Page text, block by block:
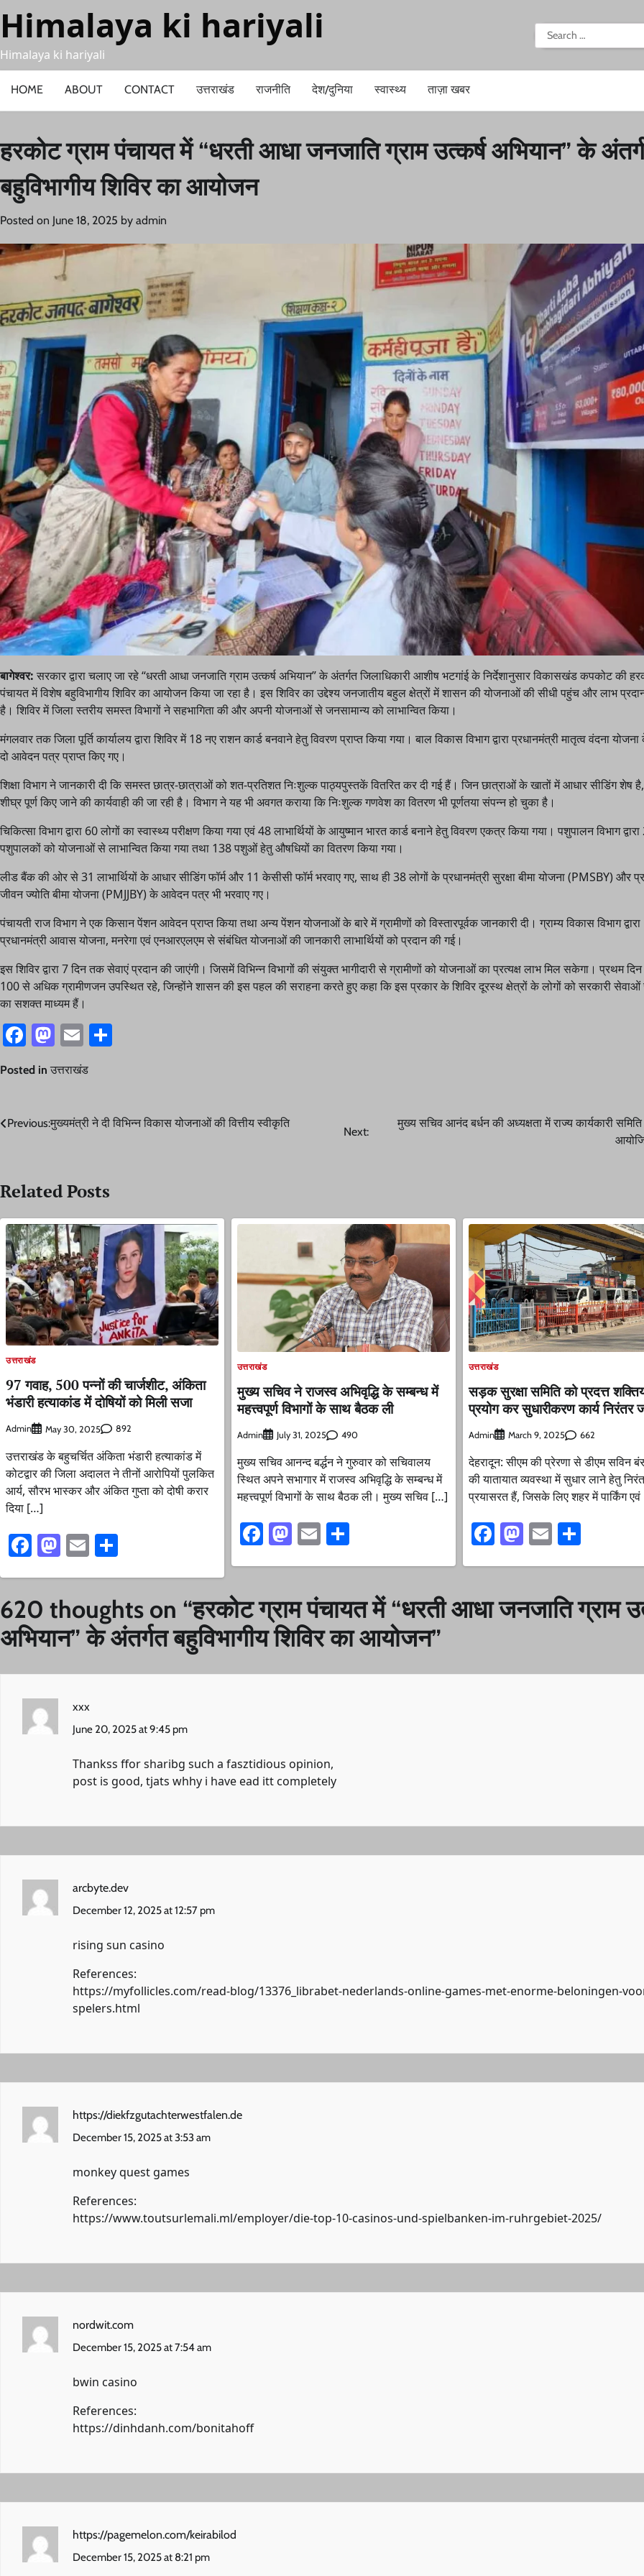
to
content
Himalaya ki hariyali
Himalaya ki hariyali
Search
for:
HOME ABOUT CONTACT उत्तराखंड राजनीति देश/दुनिया स्वास्थ्य ताज़ा खबर
हरकोट ग्राम पंचायत में “धरती आधा जनजाति ग्राम उत्कर्ष अभियान” के
बहुविभागीय शिविर का आयोजन
Posted on June 18, 2025 by admin
बागेश्वर: सरकार द्वारा चलाए जा रहे “धरती आधा जनजाति ग्राम उत्कर्ष अभियान” के अंतर्गत जिलाधिकारी आशीष भटगांई के निर्देशानुसार विकासखंड कपकोट की
पंचायत में विशेष बहुविभागीय शिविर का आयोजन किया जा रहा है। इस शिविर का उद्देश्य जनजातीय बहुल क्षेत्रों में शासन की योजनाओं की सीधी पहुंच और लाभ
है। शिविर में जिला स्तरीय समस्त विभागों ने सहभागिता की और अपनी योजनाओं से जनसामान्य को लाभान्वित किया।
मंगलवार तक जिला पूर्ति कार्यालय द्वारा शिविर में 18 नए राशन कार्ड बनवाने हेतु विवरण प्राप्त किया गया। बाल विकास विभाग द्वारा प्रधानमंत्री मातृत्व वंदना
दो आवेदन पत्र प्राप्त किए गए।
शिक्षा विभाग ने जानकारी दी कि समस्त छात्र-छात्राओं को शत-प्रतिशत निःशुल्क पाठ्यपुस्तकें वितरित कर दी गई हैं। जिन छात्राओं के खातों में आधार सीडिंग शेष
शीघ्र पूर्ण किए जाने की कार्यवाही की जा रही है। विभाग ने यह भी अवगत कराया कि निःशुल्क गणवेश का वितरण भी पूर्णतया संपन्न हो चुका है।
चिकित्सा विभाग द्वारा 60 लोगों का स्वास्थ्य परीक्षण किया गया एवं 48 लाभार्थियों के आयुष्मान भारत कार्ड बनाने हेतु विवरण एकत्र किया गया। पशुपालन विभाग
पशुपालकों को योजनाओं से लाभान्वित किया गया तथा 138 पशुओं हेतु औषधियों का वितरण किया गया।
लीड बैंक की ओर से 31 लाभार्थियों के आधार सीडिंग फॉर्म और 11 केसीसी फॉर्म भरवाए गए, साथ ही 38 लोगों के प्रधानमंत्री सुरक्षा बीमा योजना (PMSBY) और
जीवन ज्योति बीमा योजना (PMJJBY) के आवेदन पत्र भी भरवाए गए।
पंचायती राज विभाग ने एक किसान पेंशन आवेदन प्राप्त किया तथा अन्य पेंशन योजनाओं के बारे में ग्रामीणों को विस्तारपूर्वक जानकारी दी। ग्राम्य विकास विभाग द्वारा
प्रधानमंत्री आवास योजना, मनरेगा एवं एनआरएलएम से संबंधित योजनाओं की जानकारी लाभार्थियों को प्रदान की गई।
इस शिविर द्वारा 7 दिन तक सेवाएं प्रदान की जाएंगी। जिसमें विभिन्न विभागों की संयुक्त भागीदारी से ग्रामीणों को योजनाओं का प्रत्यक्ष लाभ मिल सकेगा। प्रथम दिन
100 से अधिक ग्रामीणजन उपस्थित रहे, जिन्होंने शासन की इस पहल की सराहना करते हुए कहा कि इस प्रकार के शिविर दूरस्थ क्षेत्रों के लोगों को सरकारी
का सशक्त माध्यम हैं।
Facebook
Mastodon
Email
Posted in उत्तराखंड
Post
Previous:मुख्यमंत्री ने दी विभिन्न विकास योजनाओं की वित्तीय स्वीकृति
Next:
मुख्य सचिव आनंद बर्धन की अध्यक्षता में राज्य कार्यकारी
Related Posts
उत्तराखंड
97 गवाह, 500 पन्नों की चार्जशीट, अंकिता
भंडारी हत्याकांड में दोषियों को मिली सजा
Admin May 30, 2025 892
उत्तराखंड के बहुचर्चित अंकिता भंडारी हत्याकांड में
कोटद्वार की जिला अदालत ने तीनों आरोपियों पुलकित
आर्य, सौरभ भास्कर और अंकित गुप्ता को दोषी करार
दिया […]
Facebook
Mastodon
Email
उत्तराखंड
मुख्य सचिव ने राजस्व अभिवृद्धि के सम्बन्ध में
महत्त्वपूर्ण विभागों के साथ बैठक ली
Admin July 31, 2025 490
मुख्य सचिव आनन्द बर्द्धन ने गुरुवार को सचिवालय
स्थित अपने सभागार में राजस्व अभिवृद्धि के सम्बन्ध में
महत्त्वपूर्ण विभागों के साथ बैठक ली। मुख्य सचिव […]
Facebook
Mastodon
EmailShare
उत्तराखंड
सड़क सुरक्षा समिति को प्रदत्त
प्रयोग कर सुधारीकरण कार्य निरंतर
Admin March 9, 2025 662
देहरादून: सीएम की प्रेरणा से डीएम सविन
की यातायात व्यवस्था में सुधार लाने हेतु
प्रयासरत हैं, जिसके लिए शहर में पार्किंग
Facebook
Mastodon
EmailShare
620 thoughts on “हरकोट ग्राम पंचायत में “धरती आधा जनजाति ग्राम
अभियान” के अंतर्गत बहुविभागीय शिविर का आयोजन”
xxx
June 20, 2025 at 9:45 pm
Thankss ffor sharibg such a fasztidious opinion,
post is good, tjats whhy i have ead itt completely
arcbyte.dev
December 12, 2025 at 12:57 pm
rising sun casino
References:
https://myfollicles.com/read-blog/13376_librabet-nederlands-online-games-met-enorme-beloningen-
spelers.html
https://diekfzgutachterwestfalen.de
December 15, 2025 at 3:53 am
monkey quest games
References:
https://www.toutsurlemali.ml/employer/die-top-10-casinos-und-spielbanken-im-ruhrgebiet-2025/
nordwit.com
December 15, 2025 at 7:54 am
bwin casino
References:
https://dinhdanh.com/bonitahoff
https://pagemelon.com/keirabilod
December 15, 2025 at 8:21 pm